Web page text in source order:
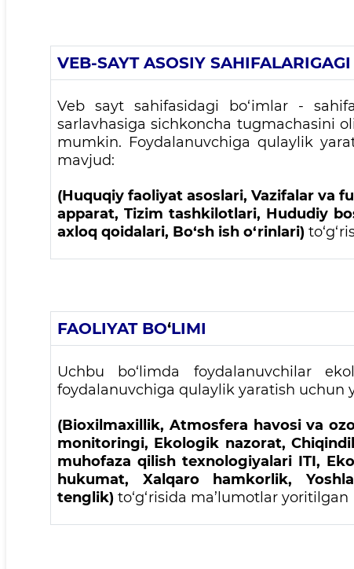
VEB-SAYT ASOSIY
Veb sayt sahifasidagi bo‘imlar -
sarlavhasiga sichkoncha tugmachasini
mumkin. Foydalanuvchiga qulaylik
mavjud:
(Huquqiy faoliyat asoslari, Vazifalar va
apparat, Tizim tashkilotlari, Hududiy
axloq qoidalari, Bo‘sh ish o‘rinlari)
FAOLIYAT BO‘LIMI
Uchbu bo‘limda foydalanuvchilar
foydalanuvchiga qulaylik yaratish uchun
(Bioxilmaxillik, Atmosfera havosi va
monitoringi, Ekologik nazorat,
muhofaza qilish texnologiyalari ITI,
hukumat, Xalqaro hamkorlik,
tenglik) to‘g‘risida ma’ lumotlar yoritilgan